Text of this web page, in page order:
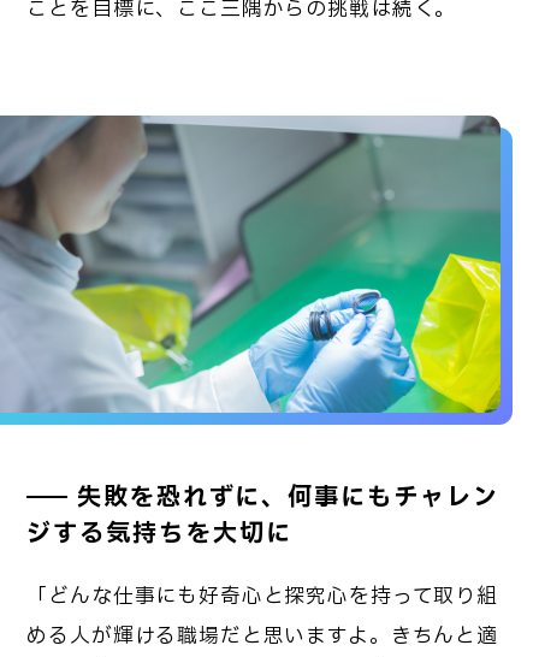
ことを目標に、ここ三隅からの挑戦は続く。
失敗を恐れずに、何事にもチャレン
ジする気持ちを大切に
「どんな仕事にも好奇心と探究心を持って取り組
める人が輝ける職場だと思いますよ。きちんと適